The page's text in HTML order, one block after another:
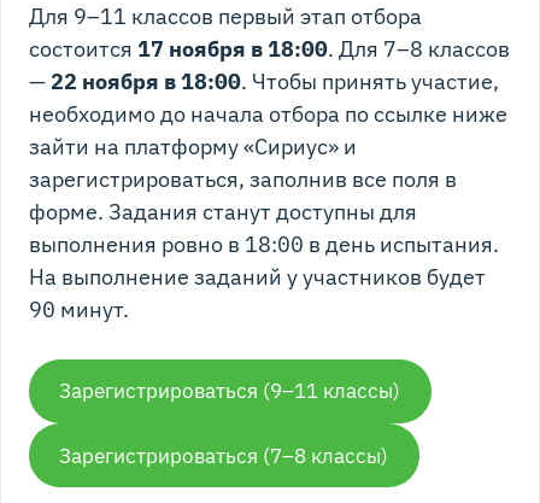
Для 9–11 классов первый этап отбора
состоится 17 ноября в 18:00. Для 7–8 классов
— 22 ноября в 18:00. Чтобы принять участие,
необходимо до начала отбора по ссылке ниже
зайти на платформу «Сириус» и
зарегистрироваться, заполнив все поля в
форме. Задания станут доступны для
выполнения ровно в 18:00 в день испытания.
На выполнение заданий у участников будет
90 минут.
Зарегистрироваться (9–11 классы)
Зарегистрироваться (7–8 классы)